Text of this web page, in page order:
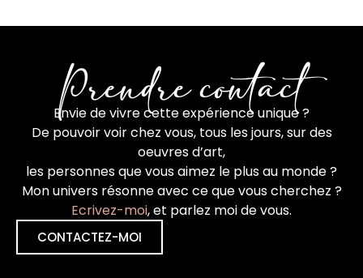
Prendre contact
Envie de vivre cette expérience unique ?
De pouvoir voir chez vous, tous les jours, sur des
oeuvres d’art,
les personnes que vous aimez le plus au monde ?
Mon univers résonne avec ce que vous cherchez ?
Ecrivez-moi, et parlez moi de vous.
CONTACTEZ-MOI